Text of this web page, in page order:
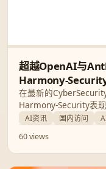
超越OpenAI与
Harmony-
在最新的
Harmony-Security表
围内跻身前四。本文
AI资讯 国内访问
60 views